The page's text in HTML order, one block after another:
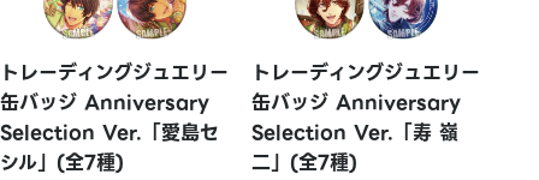
トレーディングジュエリー
缶バッジ Anniversary
Selection Ver.「愛島セ
シル」(全7種)
トレーディングジュエリー
缶バッジ Anniversary
Selection Ver.「寿 嶺
二」(全7種)